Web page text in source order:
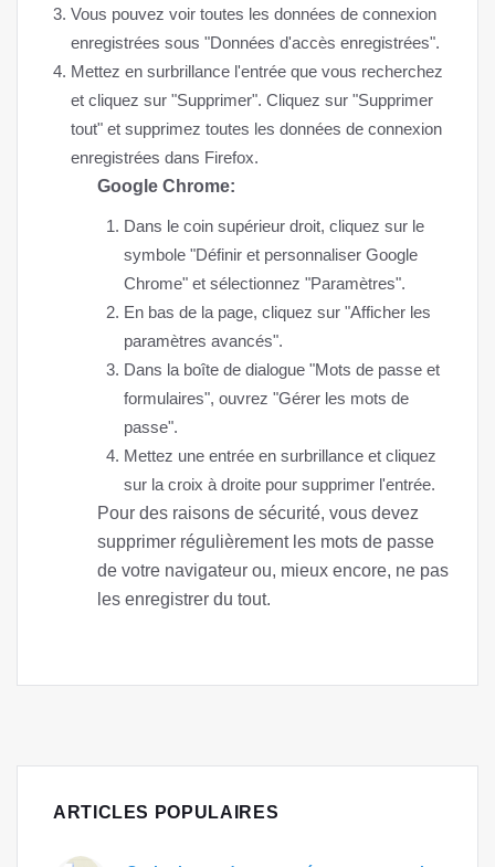
Vous pouvez voir toutes les données de connexion
enregistrées sous "Données d'accès enregistrées".
Mettez en surbrillance l'entrée que vous recherchez
et cliquez sur "Supprimer". Cliquez sur "Supprimer
tout" et supprimez toutes les données de connexion
enregistrées dans Firefox.
Google Chrome:
Dans le coin supérieur droit, cliquez sur le
symbole "Définir et personnaliser Google
Chrome" et sélectionnez "Paramètres".
En bas de la page, cliquez sur "Afficher les
paramètres avancés".
Dans la boîte de dialogue "Mots de passe et
formulaires", ouvrez "Gérer les mots de
passe".
Mettez une entrée en surbrillance et cliquez
sur la croix à droite pour supprimer l'entrée.
Pour des raisons de sécurité, vous devez
supprimer régulièrement les mots de passe
de votre navigateur ou, mieux encore, ne pas
les enregistrer du tout.
ARTICLES POPULAIRES